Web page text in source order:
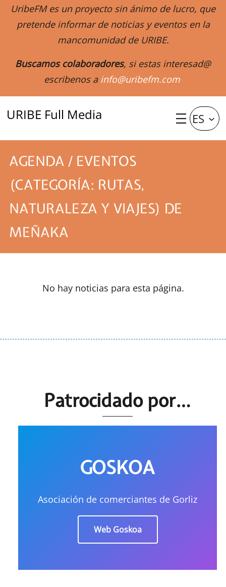
UribeFM es un proyecto sin ánimo de lucro, que
pretende informar de noticias y eventos en la
mancomunidad de URIBE.
Buscamos colaboradores, si estas interesad@
escribenos a info@uribefm.com
URIBE Full Media ES
AGENDA / EVENTOS
(CATEGORÍA: RUTAS,
NATURALEZA Y VIAJES) DE
MEÑAKA
No hay noticias para esta página.
Patrocidado por…
GOSKOA
Asociación de comerciantes de Gorliz
Web Goskoa